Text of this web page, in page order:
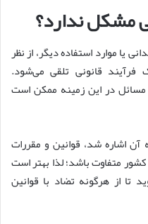
مشکل ندارد؟
یا موارد استفاده دیگر، از نظر
فرآیند قانونی تلقی می‌شود.
مسائل در این زمینه ممکن است
اشاره شد، قوانین و مقررات
متفاوت باشد؛ لذا بهتر است
تا از هرگونه تضاد با قوانین